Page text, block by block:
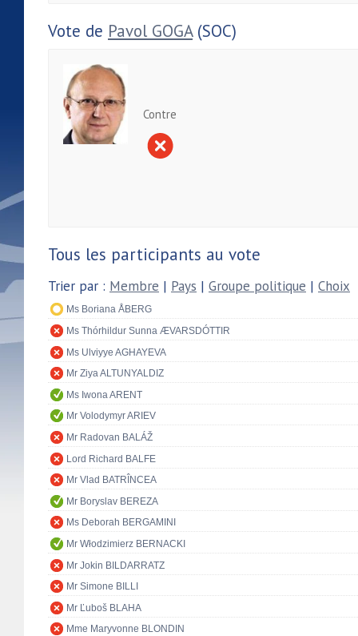
Vote de Pavol GOGA(SOC)
Contre
Tous les participants au vote
Trier par : Membre | Pays | Groupe politique | Choix
Ms Boriana ÅBERG
Ms Thórhildur Sunna ÆVARSDÓTTIR
Ms Ulviyye AGHAYEVA
Mr Ziya ALTUNYALDIZ
Ms Iwona ARENT
Mr Volodymyr ARIEV
Mr Radovan BALÁŽ
Lord Richard BALFE
Mr Vlad BATRÎNCEA
Mr Boryslav BEREZA
Ms Deborah BERGAMINI
Mr Włodzimierz BERNACKI
Mr Jokin BILDARRATZ
Mr Simone BILLI
Mr Ľuboš BLAHA
Mme Maryvonne BLONDIN